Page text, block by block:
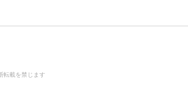
載を禁じます